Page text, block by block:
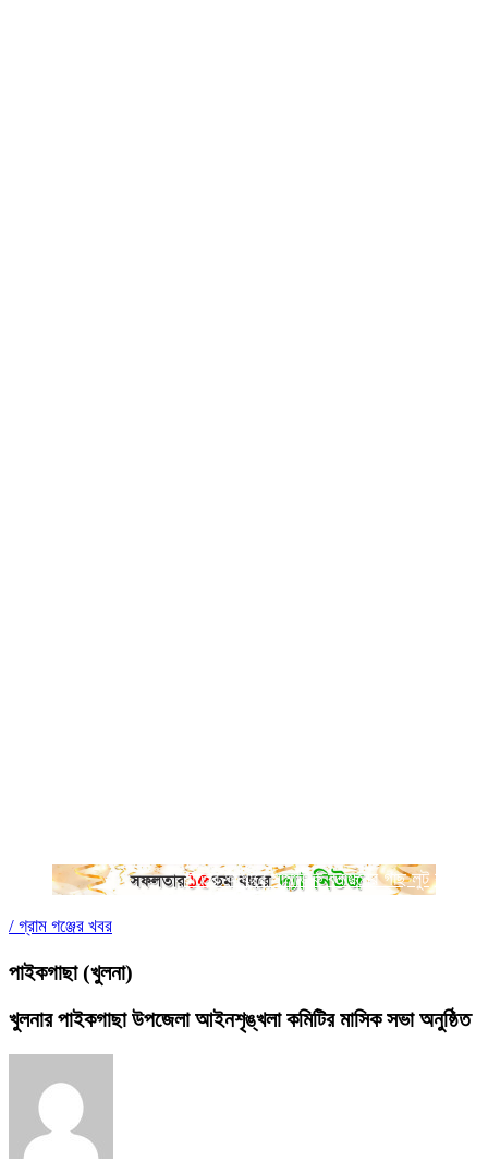
সর্বশেষ
রাতের আধাঁরে সামাজিক বনায়নের গাছ লুট বাঁশখালীকে বন্যা
/ গ্রাম গঞ্জের খবর
পাইকগাছা (খুলনা)
খুলনার পাইকগাছা উপজেলা আইনশৃঙ্খলা কমিটির মাসিক সভা অনুষ্ঠিত